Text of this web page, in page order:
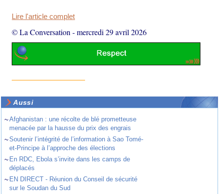
Lire l'article complet
© La Conversation -mercredi 29 avril 2026
Aussi
~Afghanistan : une récolte de blé prometteuse
menacée par la hausse du prix des engrais
~Soutenir l’intégrité de l’information à Sao Tomé-
et-Principe à l’approche des élections
~ En RDC, Ebola s’invite dans les camps de
déplacés
~ EN DIRECT - Réunion du Conseil de sécurité
sur le Soudan du Sud